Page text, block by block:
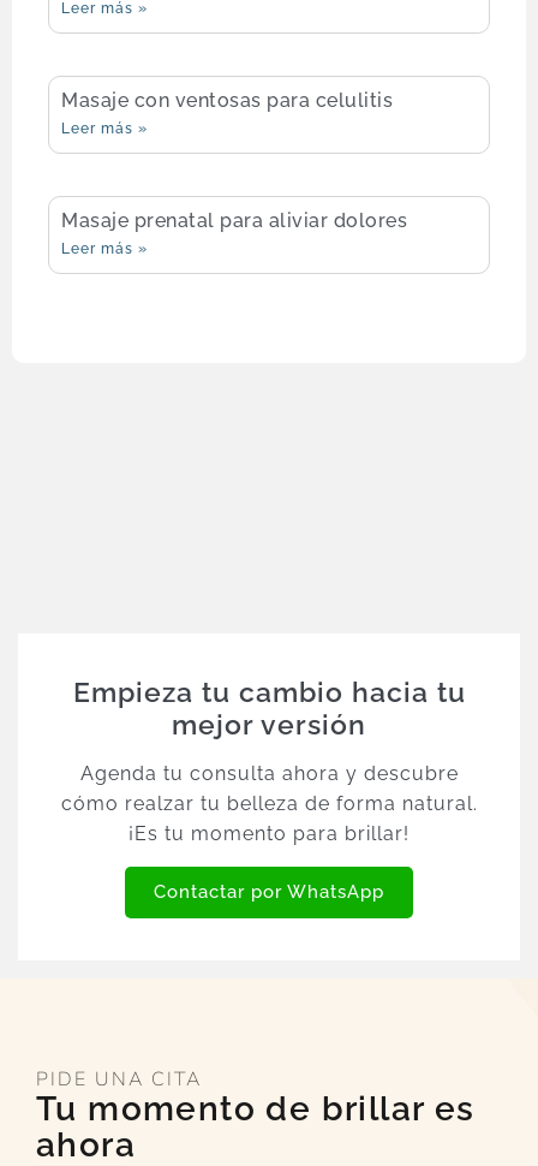
Leer más »
Masaje con ventosas para celulitis
Leer más »
Masaje prenatal para aliviar dolores
Leer más »
Empieza tu cambio hacia tu
mejor versión
Agenda tu consulta ahora y descubre
cómo realzar tu belleza de forma natural.
¡Es tu momento para brillar!
Contactar por WhatsApp
PIDE UNA CITA
Tu momento de brillar es
ahora